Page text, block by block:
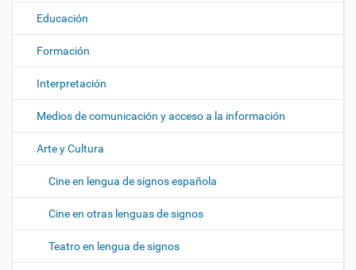
Educación
Formación
Interpretación
Medios de comunicación y acceso a la información
Arte y Cultura
Cine en lengua de signos española
Cine en otras lenguas de signos
Teatro en lengua de signos